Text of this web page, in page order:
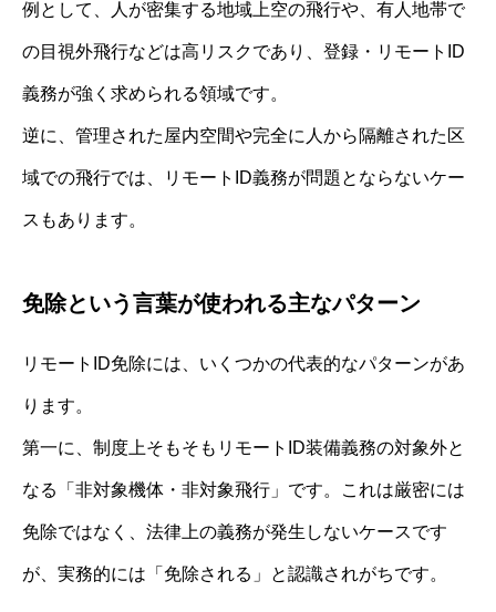
例として、人が密集する地域上空の飛行や、有人地帯で
の目視外飛行などは高リスクであり、登録・リモートID
義務が強く求められる領域です。
逆に、管理された屋内空間や完全に人から隔離された区
域での飛行では、リモートID義務が問題とならないケー
スもあります。
免除という言葉が使われる主なパターン
リモートID免除には、いくつかの代表的なパターンがあ
ります。
第一に、制度上そもそもリモートID装備義務の対象外と
なる「非対象機体・非対象飛行」です。これは厳密には
免除ではなく、法律上の義務が発生しないケースです
が、実務的には「免除される」と認識されがちです。